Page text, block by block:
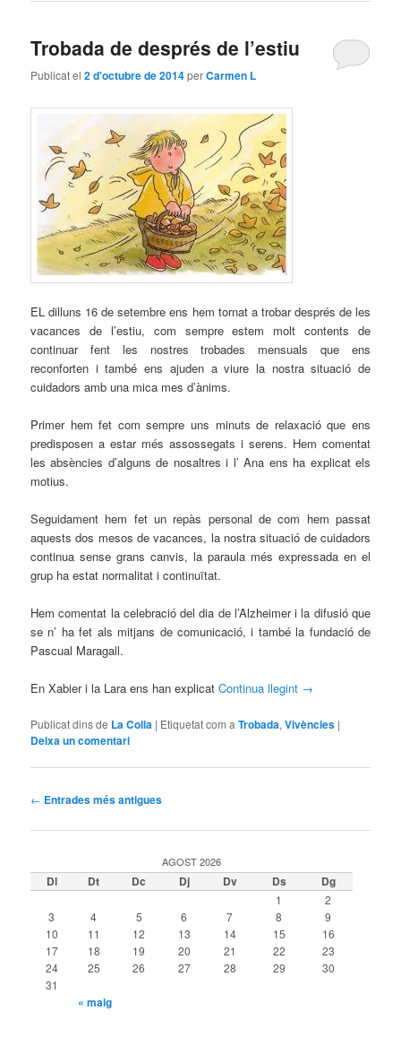
Trobada de després de l’estiu
Publicat el2 d'octubre de 2014perCarmen L
EL dilluns 16 de setembre ens hem tornat a trobar després de les
vacances de l’estiu, com sempre estem molt contents de
continuar fent les nostres trobades mensuals que ens
reconforten i també ens ajuden a viure la nostra situació de
cuidadors amb una mica mes d’ànims.
Primer hem fet com sempre uns minuts de relaxació que ens
predisposen a estar més assossegats i serens. Hem comentat
les absències d’alguns de nosaltres i l’ Ana ens ha explicat els
motius.
Seguidament hem fet un repàs personal de com hem passat
aquests dos mesos de vacances, la nostra situació de cuidadors
continua sense grans canvis, la paraula més expressada en el
grup ha estat normalitat i continuïtat.
Hem comentat la celebració del dia de l’Alzheimer i la difusió que
se n’ ha fet als mitjans de comunicació, i també la fundació de
Pascual Maragall.
En Xabier i la Lara ens han explicatContinua llegint →
Publicat dins de La Colla | Etiquetat com a Trobada,Vivències |
Deixa un comentari
Navegació
les
← Entrades més antigues
AGOST 2026
Dl Dt Dc Dj Dv Ds Dg
1
2
3
4 5 6 7 8
9
10
11 12 13 14 15
16
17
18 19 20 21 22
23
24
25 26 27 28 29
30
31
« maig